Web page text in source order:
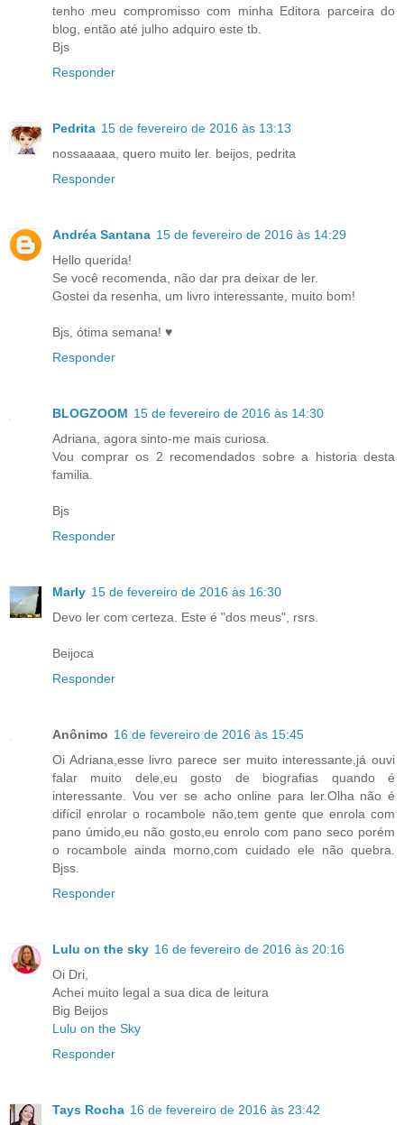
tenho meu compromisso com minha Editora parceira do
blog, então até julho adquiro este tb.
Bjs
Responder
Pedrita 15 de fevereiro de 2016 às 13:13
nossaaaaa, quero muito ler. beijos, pedrita
Responder
Andréa Santana 15 de fevereiro de 2016 às 14:29
Hello querida!
Se você recomenda, não dar pra deixar de ler.
Gostei da resenha, um livro interessante, muito bom!
Bjs, ótima semana! ♥
Responder
BLOGZOOM 15 de fevereiro de 2016 às 14:30
Adriana, agora sinto-me mais curiosa.
Vou comprar os 2 recomendados sobre a historia desta
familia.
Bjs
Responder
Marly 15 de fevereiro de 2016 às 16:30
Devo ler com certeza. Este é "dos meus", rsrs.
Beijoca
Responder
Anônimo 16 de fevereiro de 2016 às 15:45
Oi Adriana,esse livro parece ser muito interessante,já ouvi
falar muito dele,eu gosto de biografias quando é
interessante. Vou ver se acho online para ler.Olha não é
difícil enrolar o rocambole não,tem gente que enrola com
pano úmido,eu não gosto,eu enrolo com pano seco porém
o rocambole ainda morno,com cuidado ele não quebra.
Bjss.
Responder
Lulu on the sky 16 de fevereiro de 2016 às 20:16
Oi Dri,
Achei muito legal a sua dica de leitura
Big Beijos
Lulu on the Sky
Responder
Tays Rocha 16 de fevereiro de 2016 às 23:42